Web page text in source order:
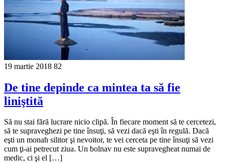
19 martie 2018 82
De tine depinde ca mintea ta să fie
liniştită
Să nu stai fără lucrare nicio clipă. În fiecare mo­ment să te cercetezi,
să te supraveghezi pe tine însuţi, să vezi dacă eşti în regulă. Dacă
eşti un monah silitor şi nevoitor, te vei cerce­ta pe tine însuţi să vezi
cum ţi-ai petrecut ziua. Un bolnav nu este supravegheat numai de
medic, ci şi el […]